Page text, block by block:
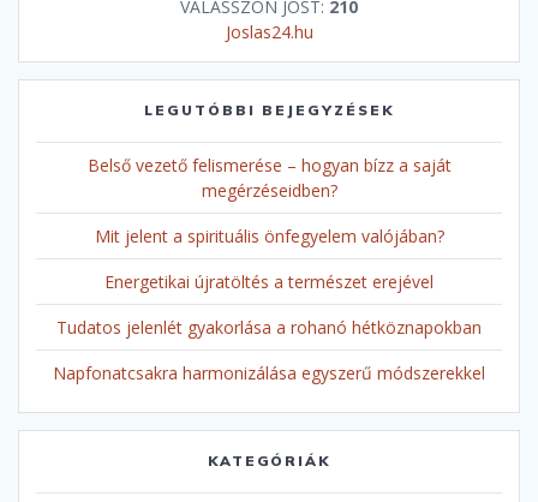
VÁLASSZON JÓST: 210
Joslas24.hu
LEGUTÓBBI BEJEGYZÉSEK
Belső vezető felismerése – hogyan bízz a saját
megérzéseidben?
Mit jelent a spirituális önfegyelem valójában?
Energetikai újratöltés a természet erejével
Tudatos jelenlét gyakorlása a rohanó hétköznapokban
Napfonatcsakra harmonizálása egyszerű módszerekkel
KATEGÓRIÁK